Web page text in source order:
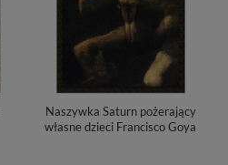
Naszywka Saturn pożerający
własne dzieci Francisco Goya